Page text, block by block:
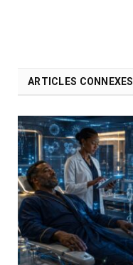
ARTICLES CONNEXES